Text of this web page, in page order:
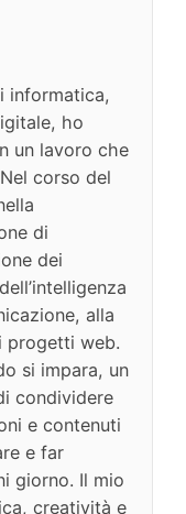
informatica,
ho
un lavoro che
corso del
di
dei
alla
progetti web.
si impara, un
condividere
e contenuti
e far
giorno. Il mio
creatività e